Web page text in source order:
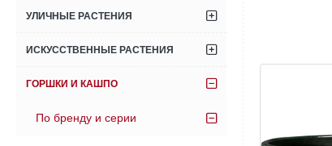
УЛИЧНЫЕ РАСТЕНИЯ
ИСКУССТВЕННЫЕ РАСТЕНИЯ
ГОРШКИ И КАШПО
По бренду и серии